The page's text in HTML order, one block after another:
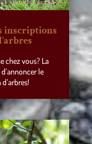
inscriptions
chez vous? La
le